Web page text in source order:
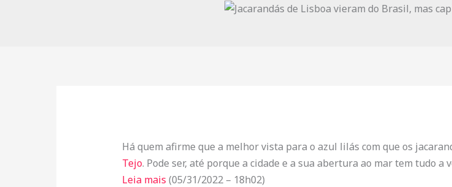
Há quem afirme que a melhor vista para o azul lilás com que os
Tejo. Pode ser, até porque a cidade e a sua abertura ao mar tem tudo a
Leia mais (05/31/2022 – 18h02)